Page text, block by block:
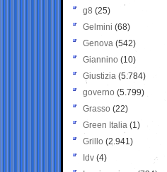
g8 (25)
Gelmini (68)
Genova (542)
Giannino (10)
Giustizia (5.784)
governo (5.799)
Grasso (22)
Green Italia (1)
Grillo (2.941)
Idv (4)